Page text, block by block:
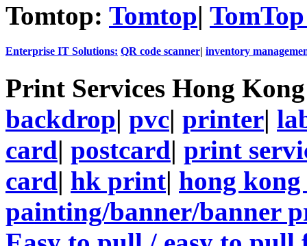
Tomtop: Tomtop|
Enterprise IT Solutions: QR code scanner inventory
Print Services Hong
backdrop| pvc| printer|
card| postcard| print
card| hk print| hong
painting/banner/banner